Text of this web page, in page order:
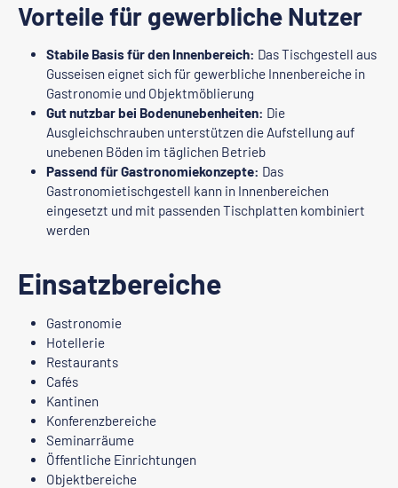
Vorteile für gewerbliche Nutzer
Stabile Basis für den Innenbereich: Das Tischgestell aus
Gusseisen eignet sich für gewerbliche Innenbereiche in
Gastronomie und Objektmöblierung
Gut nutzbar bei Bodenunebenheiten: Die
Ausgleichschrauben unterstützen die Aufstellung auf
unebenen Böden im täglichen Betrieb
Passend für Gastronomiekonzepte: Das
Gastronomietischgestell kann in Innenbereichen
eingesetzt und mit passenden Tischplatten kombiniert
werden
Einsatzbereiche
Gastronomie
Hotellerie
Restaurants
Cafés
Kantinen
Konferenzbereiche
Seminarräume
Öffentliche Einrichtungen
Objektbereiche